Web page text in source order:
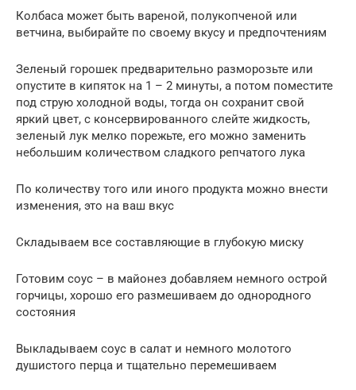
Колбаса может быть вареной, полукопченой или
ветчина, выбирайте по своему вкусу и предпочтениям
Зеленый горошек предварительно разморозьте или
опустите в кипяток на 1 – 2 минуты, а потом поместите
под струю холодной воды, тогда он сохранит свой
яркий цвет, с консервированного слейте жидкость,
зеленый лук мелко порежьте, его можно заменить
небольшим количеством сладкого репчатого лука
По количеству того или иного продукта можно внести
изменения, это на ваш вкус
Складываем все составляющие в глубокую миску
Готовим соус – в майонез добавляем немного острой
горчицы, хорошо его размешиваем до однородного
состояния
Выкладываем соус в салат и немного молотого
душистого перца и тщательно перемешиваем